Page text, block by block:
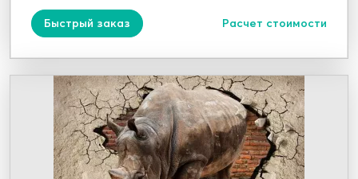
Быстрый заказ Расчет стоимости